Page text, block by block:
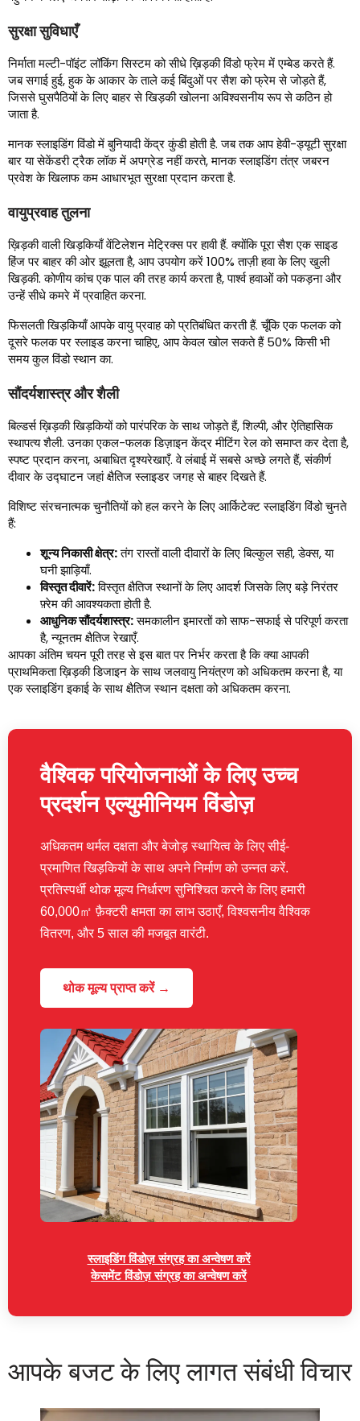
सुरक्षा सुविधाएँ
निर्माता मल्टी-पॉइंट लॉकिंग सिस्टम को सीधे ख़िड़की विंडो फ्रेम में एम्बेड करते हैं.
जब सगाई हुई, हुक के आकार के ताले कई बिंदुओं पर सैश को फ्रेम से जोड़ते हैं,
जिससे घुसपैठियों के लिए बाहर से खिड़की खोलना अविश्वसनीय रूप से कठिन हो
जाता है.
मानक स्लाइडिंग विंडो में बुनियादी केंद्र कुंडी होती है. जब तक आप हेवी-ड्यूटी सुरक्षा
बार या सेकेंडरी ट्रैक लॉक में अपग्रेड नहीं करते, मानक स्लाइडिंग तंत्र जबरन
प्रवेश के खिलाफ कम आधारभूत सुरक्षा प्रदान करता है.
वायुप्रवाह तुलना
ख़िड़की वाली खिड़कियाँ वेंटिलेशन मेट्रिक्स पर हावी हैं. क्योंकि पूरा सैश एक साइड
हिंज पर बाहर की ओर झूलता है, आप उपयोग करें 100% ताज़ी हवा के लिए खुली
खिड़की. कोणीय कांच एक पाल की तरह कार्य करता है, पार्श्व हवाओं को पकड़ना और
उन्हें सीधे कमरे में प्रवाहित करना.
फिसलती खिड़कियाँ आपके वायु प्रवाह को प्रतिबंधित करती हैं. चूँकि एक फलक को
दूसरे फलक पर स्लाइड करना चाहिए, आप केवल खोल सकते हैं 50% किसी भी
समय कुल विंडो स्थान का.
सौंदर्यशास्त्र और शैली
बिल्डर्स ख़िड़की खिड़कियों को पारंपरिक के साथ जोड़ते हैं, शिल्पी, और ऐतिहासिक
स्थापत्य शैली. उनका एकल-फलक डिज़ाइन केंद्र मीटिंग रेल को समाप्त कर देता है,
स्पष्ट प्रदान करना, अबाधित दृश्यरेखाएँ. वे लंबाई में सबसे अच्छे लगते हैं, संकीर्ण
दीवार के उद्घाटन जहां क्षैतिज स्लाइडर जगह से बाहर दिखते हैं.
विशिष्ट संरचनात्मक चुनौतियों को हल करने के लिए आर्किटेक्ट स्लाइडिंग विंडो चुनते
हैं:
शून्य निकासी क्षेत्र:तंग रास्तों वाली दीवारों के लिए बिल्कुल सही, डेक्स, या
घनी झाड़ियाँ.
विस्तृत दीवारें:विस्तृत क्षैतिज स्थानों के लिए आदर्श जिसके लिए बड़े निरंतर
फ़्रेम की आवश्यकता होती है.
आधुनिक सौंदर्यशास्त्र:समकालीन इमारतों को साफ-सफाई से परिपूर्ण करता
है, न्यूनतम क्षैतिज रेखाएँ.
आपका अंतिम चयन पूरी तरह से इस बात पर निर्भर करता है कि क्या आपकी
प्राथमिकता ख़िड़की डिजाइन के साथ जलवायु नियंत्रण को अधिकतम करना है, या
एक स्लाइडिंग इकाई के साथ क्षैतिज स्थान दक्षता को अधिकतम करना.
वैश्विक परियोजनाओं के लिए उच्च
प्रदर्शन एल्युमीनियम विंडोज़
अधिकतम थर्मल दक्षता और बेजोड़ स्थायित्व के लिए सीई-
प्रमाणित खिड़कियों के साथ अपने निर्माण को उन्नत करें.
प्रतिस्पर्धी थोक मूल्य निर्धारण सुनिश्चित करने के लिए हमारी
60,000㎡ फ़ैक्टरी क्षमता का लाभ उठाएँ, विश्वसनीय वैश्विक
वितरण, और 5 साल की मजबूत वारंटी.
थोक मूल्य प्राप्त करें →
स्लाइडिंग विंडोज़ संग्रह का अन्वेषण करें
केसमेंट विंडोज़ संग्रह का अन्वेषण करें
आपके बजट के लिए लागत संबंधी विचार